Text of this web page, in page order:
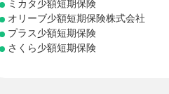
ミカタ少額短期保険
オリーブ少額短期保険株式会社
プラス少額短期保険
さくら少額短期保険